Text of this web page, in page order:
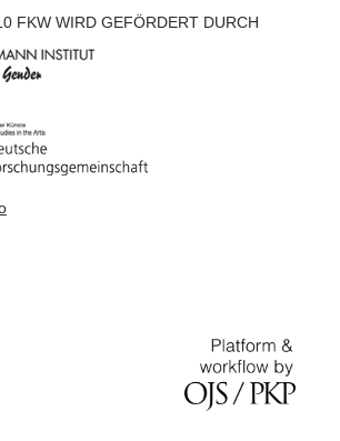
FKW WIRD GEFÖRDERT DURCH